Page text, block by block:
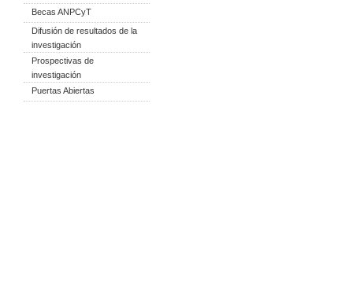
Becas ANPCyT
Difusión de resultados de la
investigación
Prospectivas de
investigación
Puertas Abiertas